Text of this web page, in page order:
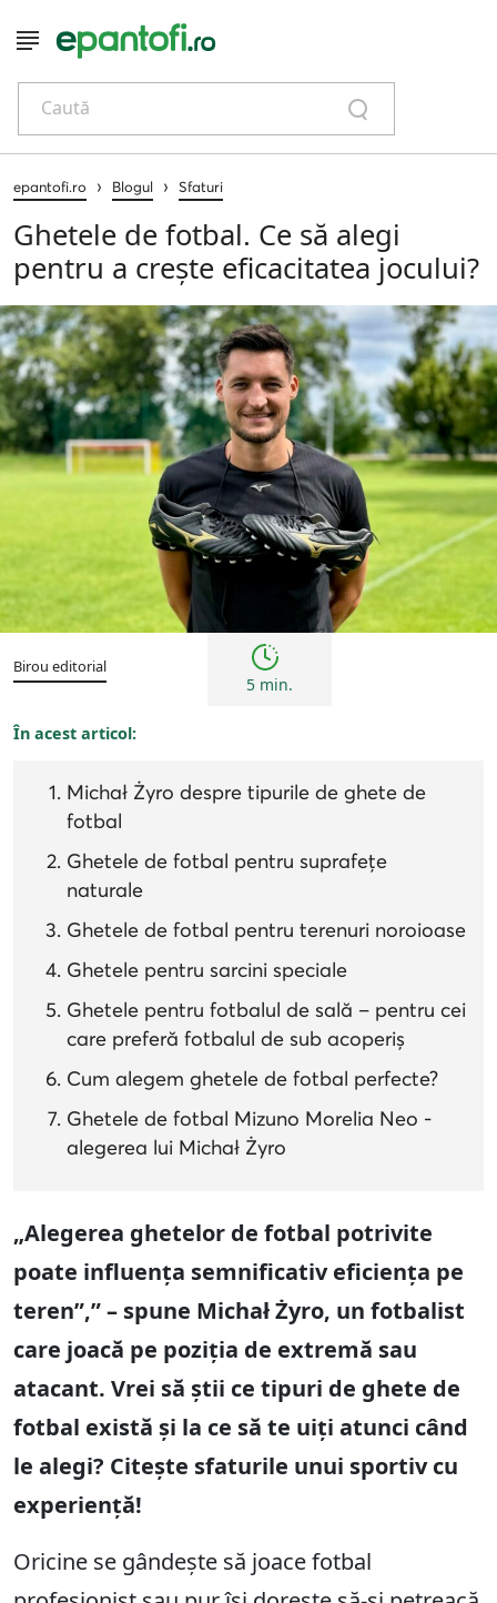
Caută
epantofi.ro › Blogul › Sfaturi
Ghetele de fotbal. Ce să alegi
pentru a crește eficacitatea jocului?
Sfaturi
Birou editorial
5 min.
În acest articol:
Michał Żyro despre tipurile de ghete de
fotbal
Ghetele de fotbal pentru suprafețe
naturale
Ghetele de fotbal pentru terenuri noroioase
Ghetele pentru sarcini speciale
Ghetele pentru fotbalul de sală – pentru cei
care preferă fotbalul de sub acoperiș
Cum alegem ghetele de fotbal perfecte?
Ghetele de fotbal Mizuno Morelia Neo -
alegerea lui Michał Żyro
„Alegerea ghetelor de fotbal potrivite
poate influența semnificativ eficiența pe
teren”,” – spune Michał Żyro, un fotbalist
care joacă pe poziția de extremă sau
atacant. Vrei să știi ce tipuri de ghete de
fotbal există și la ce să te uiți atunci când
le alegi? Citește sfaturile unui sportiv cu
experiență!
Oricine se gândește să joace fotbal